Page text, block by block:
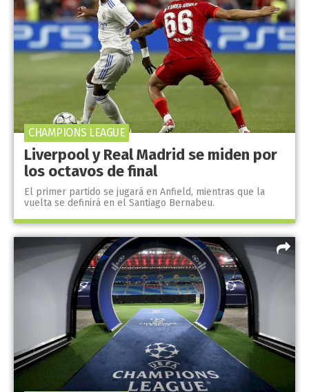
Liverpool y Real Madrid se miden por
los octavos de final
El primer partido se jugará en Anfield, mientras que la
vuelta se definirá en el Santiago Bernabeu.
CHAMPIONS LEAGUE